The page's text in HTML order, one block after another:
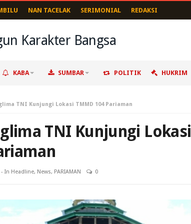
NAN TACELAK SERIMONIAL REDAKSI
KABA SUMBAR POLITIK HUKRIM
TNI Kunjungi Lokasi TMMD 104 Pariaman
TNI Kunjungi Lokasi
- In Headline, News, PARIAMAN 0